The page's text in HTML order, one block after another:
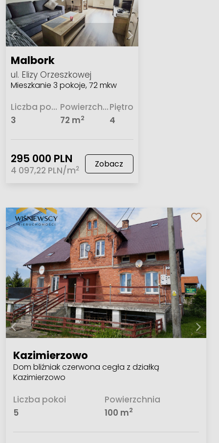
Malbork
ul. Elizy Orzeszkowej
Mieszkanie 3 pokoje, 72 mkw
Liczba pokoi
3
Powierzchnia
72 m2
Piętro
4
295 000 PLN
4 097,22 PLN/m2 Zobacz
Kazimierzowo
Dom bliźniak czerwona cegła z działką
Kazimierzowo
Liczba pokoi
5
Powierzchnia
100 m2